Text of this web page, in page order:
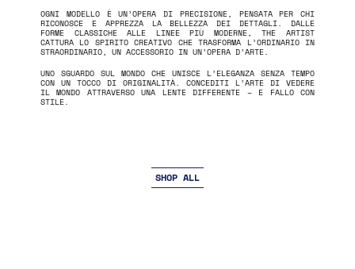
OGNI MODELLO È UN’OPERA DI PRECISIONE, PENSATA PER CHI
RICONOSCE E APPREZZA LA BELLEZZA DEI DETTAGLI. DALLE
FORME CLASSICHE ALLE LINEE PIÙ MODERNE, THE ARTIST
CATTURA LO SPIRITO CREATIVO CHE TRASFORMA L’ORDINARIO IN
STRAORDINARIO, UN ACCESSORIO IN UN’OPERA D’ARTE.
UNO SGUARDO SUL MONDO CHE UNISCE L’ELEGANZA SENZA TEMPO
CON UN TOCCO DI ORIGINALITÀ. CONCEDITI L’ARTE DI VEDERE
IL MONDO ATTRAVERSO UNA LENTE DIFFERENTE – E FALLO CON
STILE.
SHOP ALL